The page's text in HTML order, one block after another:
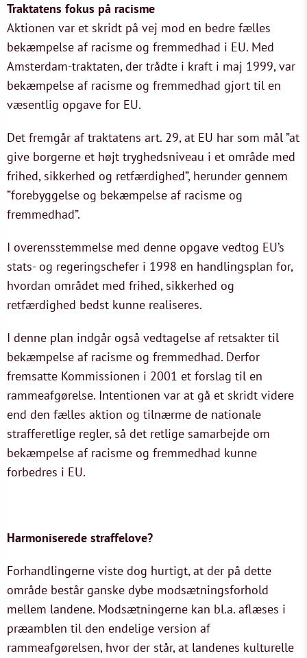
Traktatens fokus på racisme
Aktionen var et skridt på vej mod en bedre fælles
bekæmpelse af racisme og fremmedhad i EU. Med
Amsterdam-traktaten, der trådte i kraft i maj 1999, var
bekæmpelse af racisme og fremmedhad gjort til en
væsentlig opgave for EU.
Det fremgår af traktatens art. 29, at EU har som mål ”at
give borgerne et højt tryghedsniveau i et område med
frihed, sikkerhed og retfærdighed”, herunder gennem
”forebyggelse og bekæmpelse af racisme og
fremmedhad”.
I overensstemmelse med denne opgave vedtog EU’s
stats- og regeringschefer i 1998 en handlingsplan for,
hvordan området med frihed, sikkerhed og
retfærdighed bedst kunne realiseres.
I denne plan indgår også vedtagelse af retsakter til
bekæmpelse af racisme og fremmedhad. Derfor
fremsatte Kommissionen i 2001 et forslag til en
rammeafgørelse. Intentionen var at gå et skridt videre
end den fælles aktion og tilnærme de nationale
strafferetlige regler, så det retlige samarbejde om
bekæmpelse af racisme og fremmedhad kunne
forbedres i EU.
Harmoniserede straffelove?
Forhandlingerne viste dog hurtigt, at der på dette
område består ganske dybe modsætningsforhold
mellem landene. Modsætningerne kan bl.a. aflæses i
præamblen til den endelige version af
rammeafgørelsen, hvor der står, at landenes kulturelle